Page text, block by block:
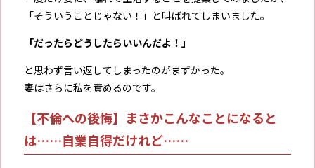
「そういうことじゃない！」と叫ばれてしまいました。
「だったらどうしたらいいんだよ！」
と思わず言い返してしまったのがまずかった。
妻はさらに私を責めるのです。
【不倫への後悔】まさかこんなことになると
は……自業自得だけれど……